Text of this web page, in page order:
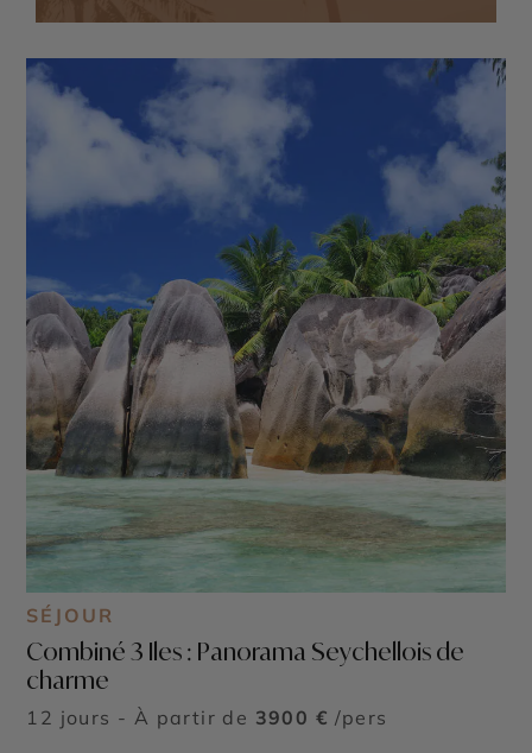
SÉJOUR
Combiné 3 Iles : Panorama Seychellois de
charme
12 jours - À partir de 3900 € /pers